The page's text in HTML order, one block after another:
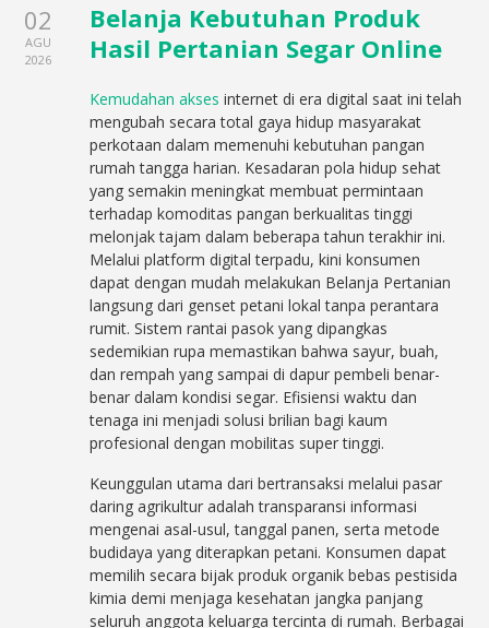
02
AGU
2026
Belanja Kebutuhan Produk
Hasil Pertanian Segar Online
Kemudahan akses internet di era digital saat ini telah
mengubah secara total gaya hidup masyarakat
perkotaan dalam memenuhi kebutuhan pangan
rumah tangga harian. Kesadaran pola hidup sehat
yang semakin meningkat membuat permintaan
terhadap komoditas pangan berkualitas tinggi
melonjak tajam dalam beberapa tahun terakhir ini.
Melalui platform digital terpadu, kini konsumen
dapat dengan mudah melakukan Belanja Pertanian
langsung dari genset petani lokal tanpa perantara
rumit. Sistem rantai pasok yang dipangkas
sedemikian rupa memastikan bahwa sayur, buah,
dan rempah yang sampai di dapur pembeli benar-
benar dalam kondisi segar. Efisiensi waktu dan
tenaga ini menjadi solusi brilian bagi kaum
profesional dengan mobilitas super tinggi.
Keunggulan utama dari bertransaksi melalui pasar
daring agrikultur adalah transparansi informasi
mengenai asal-usul, tanggal panen, serta metode
budidaya yang diterapkan petani. Konsumen dapat
memilih secara bijak produk organik bebas pestisida
kimia demi menjaga kesehatan jangka panjang
seluruh anggota keluarga tercinta di rumah. Berbagai